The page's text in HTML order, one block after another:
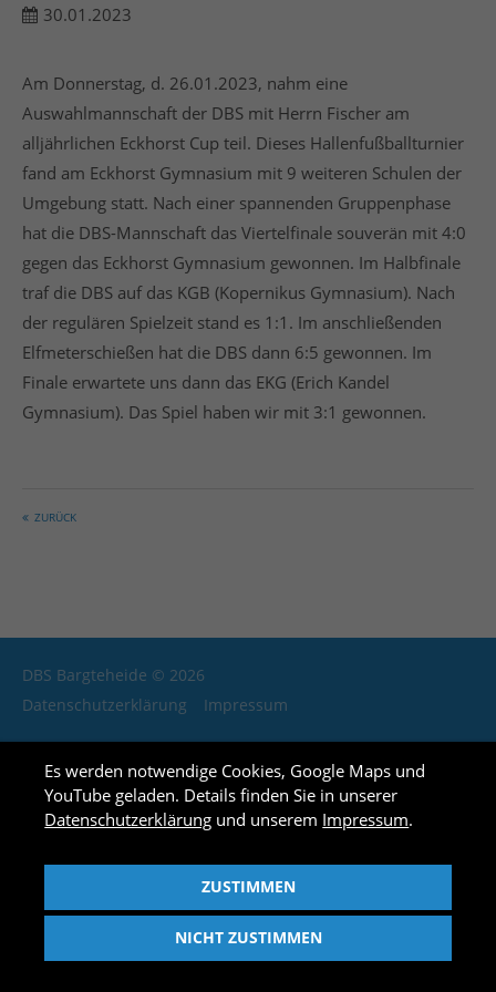
24h/ 365days
We offer support for our customers
Mon - Fri 8:00am - 5:00pm(GMT +1)
Get in touch
Cybersteel Inc.
376-293 City Road, Suite 600
San Francisco, CA 94102
Have any questions?
elit.
Aenean commodo ligula eget dolor. Aenean massa.
Cum sociis natoque penatibus et magnis dis
quam felis, ultricies nec.
Login
30.01.2023
Am Donnerstag, d. 26.01.2023, nahm eine
Auswahlmannschaft der DBS mit Herrn Fischer am
alljährlichen Eckhorst Cup teil. Dieses Hallenfußballturnier
fand am Eckhorst Gymnasium mit 9 weiteren Schulen der
Umgebung statt. Nach einer spannenden Gruppenphase
hat die DBS-Mannschaft das Viertelfinale souverän mit 4:0
gegen das Eckhorst Gymnasium gewonnen. Im Halbfinale
traf die DBS auf das KGB (Kopernikus Gymnasium). Nach
der regulären Spielzeit stand es 1:1. Im anschließenden
Elfmeterschießen hat die DBS dann 6:5 gewonnen. Im
Finale erwartete uns dann das EKG (Erich Kandel
Gymnasium). Das Spiel haben wir mit 3:1 gewonnen.
ZURÜCK
DBS Bargteheide © 2026
Datenschutzerklärung
Impressum
Es werden notwendige Cookies, Google Maps und
YouTube geladen. Details finden Sie in unserer
Datenschutzerklärung und unserem Impressum.
ZUSTIMMEN
NICHT ZUSTIMMEN